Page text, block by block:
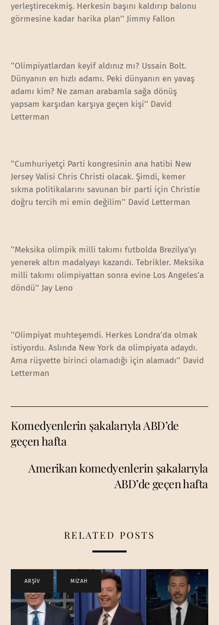
yerleştirecekmiş. Herkesin başını kaldırıp balonu
görmesine kadar harika plan’’ Jimmy Fallon
‘’Olimpiyatlardan keyif aldınız mı? Ussain Bolt.
Dünyanın en hızlı adamı. Peki dünyanın en yavaş
adamı kim? Ne zaman arabamla sağa dönüş
yapsam karşıdan karşıya geçen kişi’’ David
Letterman
‘’Cumhuriyetçi Parti kongresinin ana hatibi New
Jersey Valisi Chris Christi olacak. Şimdi, kemer
sıkma politikalarını savunan bir parti için Christie
doğru tercih mi emin değilim’’ David Letterman
‘’Meksika olimpik milli takımı futbolda Brezilya’yı
yenerek altın madalyayı kazandı. Tebrikler. Meksika
milli takımı olimpiyattan sonra evine Los Angeles’a
döndü’’ Jay Leno
‘’Olimpiyat muhteşemdi. Herkes Londra’da olmak
istiyordu. Aslında New York da olimpiyata adaydı.
Ama rüşvette birinci olamadığı için alamadı’’ David
Letterman
Komedyenlerin şakalarıyla ABD’de
geçen hafta
Amerikan komedyenlerin şakalarıyla
ABD’de geçen hafta
RELATED POSTS
ARŞİV , MİZAH